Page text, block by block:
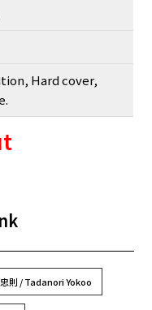
Hard cover,
則 / Tadanori Yokoo